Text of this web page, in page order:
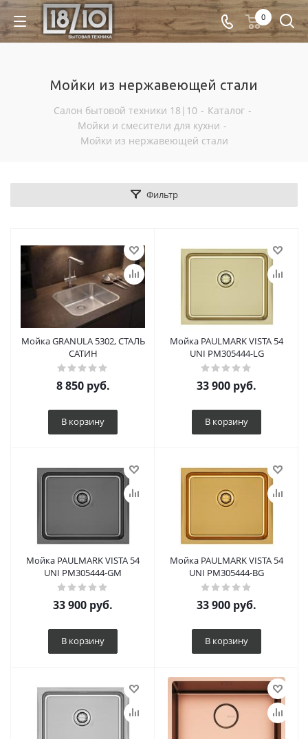
0
Мойки из нержавеющей стали
Салон бытовой техники 18|10 - Каталог -
Мойки и смесители для кухни -
Мойки из нержавеющей стали
Фильтр
Мойка GRANULA 5302, СТАЛЬ
САТИН
8 850руб.
В корзину
Мойка PAULMARK VISTA 54
UNI PM305444-LG
33 900 руб.
В корзину
Мойка PAULMARK VISTA 54
UNI PM305444-GM
33 900 руб.
В корзину
Мойка PAULMARK VISTA 54
UNI PM305444-BG
33 900 руб.
В корзину